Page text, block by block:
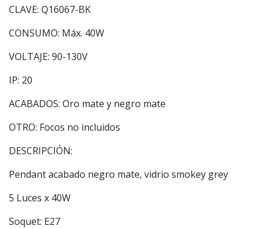
CLAVE: Q16067-BK
CONSUMO: Máx. 40W
VOLTAJE: 90-130V
IP: 20
ACABADOS: Oro mate y negro mate
OTRO: Focos no incluidos
DESCRIPCIÓN:
Pendant acabado negro mate, vidrio smokey grey
5 Luces x 40W
Soquet: E27